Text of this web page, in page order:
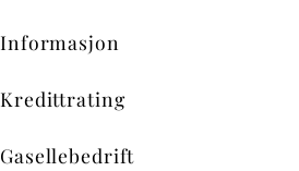
Informasjon
Kredittrating
Gasellebedrift